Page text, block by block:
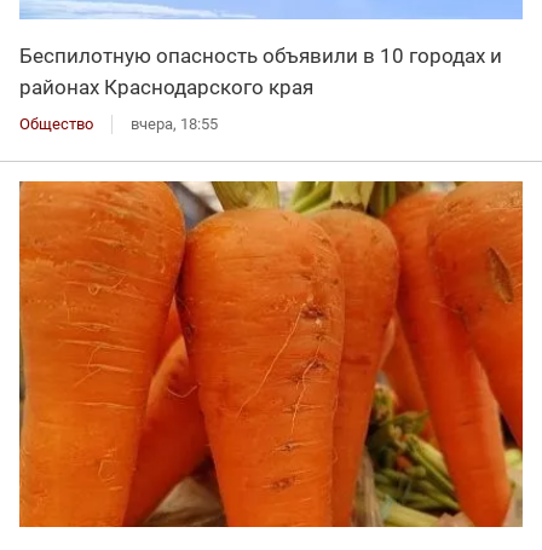
Беспилотную опасность объявили в 10 городах и
районах Краснодарского края
Общество вчера, 18:55